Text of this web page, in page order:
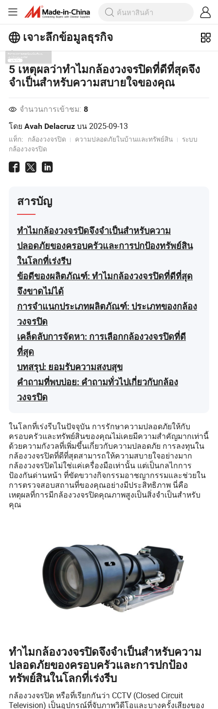
เจาะลึกข้อมูลธุรกิจ
สำรวจบทความยอดนิยมเพิ่มเติมบน
เจาะลึกข้อมูลธุรกิจ!
ดูเพิ่มเติม
5 เหตุผลว่าทำไมกล้องวงจรปิดที่ดีที่สุดจึง
จำเป็นสำหรับความสบายใจของคุณ
จำนวนการเข้าชม: 8
โดยAvah Delacruz บน2025-09-13
แท็ก: กล้องวงจรปิด ความปลอดภัยในบ้านและทรัพย์สิน
ระบบ
กล้องวงจรปิด
สารบัญ
ทำไมกล้องวงจรปิดจึงจำเป็นสำหรับความ
ปลอดภัยของครอบครัวและการปกป้องทรัพย์สิน
ในโลกที่เร่งรีบ
ข้อดีของผลิตภัณฑ์: ทำไมกล้องวงจรปิดที่ดีที่สุด
จึงขาดไม่ได้
การจำแนกประเภทผลิตภัณฑ์: ประเภทของกล้อง
วงจรปิด
เคล็ดลับการจัดหา: การเลือกกล้องวงจรปิดที่ดี
ที่สุด
บทสรุป: ยอมรับความสงบสุข
คำถามที่พบบ่อย: คำถามทั่วไปเกี่ยวกับกล้อง
วงจรปิด
ในโลกที่เร่งรีบในปัจจุบัน การรักษาความปลอดภัยให้กับ
ครอบครัวและทรัพย์สินของคุณไม่เคยมีความสำคัญมากเท่านี้
ด้วยความกังวลที่เพิ่มขึ้นเกี่ยวกับความปลอดภัย การลงทุนใน
กล้องวงจรปิดที่ดีที่สุดสามารถให้ความสบายใจอย่างมาก
กล้องวงจรปิดไม่ใช่แค่เครื่องมือเท่านั้น แต่เป็นกลไกการ
ป้องกันด่านหน้า ที่ขัดขวางกิจกรรมอาชญากรรมและช่วยใน
การตรวจสอบสถานที่ของคุณอย่างมีประสิทธิภาพ นี่คือ
เหตุผลที่การมีกล้องวงจรปิดคุณภาพสูงเป็นสิ่งจำเป็นสำหรับ
คุณ
ทำไมกล้องวงจรปิดจึงจำเป็นสำหรับความ
ปลอดภัยของครอบครัวและการปกป้อง
ทรัพย์สินในโลกที่เร่งรีบ
กล้องวงจรปิด หรือที่เรียกกันว่า CCTV (Closed Circuit
Television) เป็นอุปกรณ์ที่จับภาพวิดีโอและบางครั้งเสียงของ